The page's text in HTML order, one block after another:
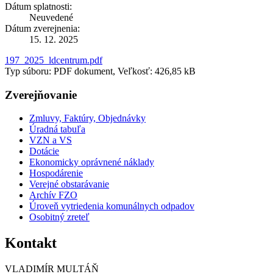
Dátum splatnosti:
Neuvedené
Dátum zverejnenia:
15. 12. 2025
197_2025_ldcentrum.pdf
Typ súboru: PDF dokument, Veľkosť: 426,85 kB
Zverejňovanie
Zmluvy, Faktúry, Objednávky
Úradná tabuľa
VZN a VS
Dotácie
Ekonomicky oprávnené náklady
Hospodárenie
Verejné obstarávanie
Archív FZO
Úroveň vytriedenia komunálnych odpadov
Osobitný zreteľ
Kontakt
VLADIMÍR MULTÁŇ